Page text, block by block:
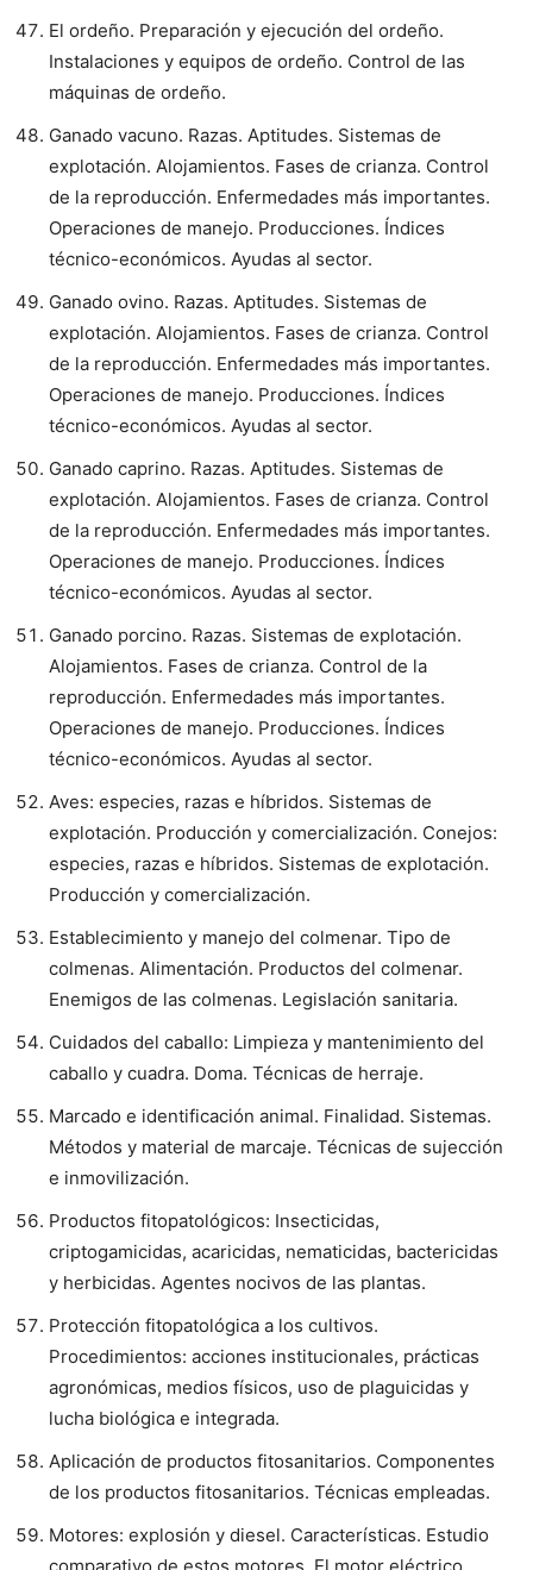
El ordeño. Preparación y ejecución del ordeño.
Instalaciones y equipos de ordeño. Control de las
máquinas de ordeño.
Ganado vacuno. Razas. Aptitudes. Sistemas de
explotación. Alojamientos. Fases de crianza. Control
de la reproducción. Enfermedades más importantes.
Operaciones de manejo. Producciones. Índices
técnico-económicos. Ayudas al sector.
Ganado ovino. Razas. Aptitudes. Sistemas de
explotación. Alojamientos. Fases de crianza. Control
de la reproducción. Enfermedades más importantes.
Operaciones de manejo. Producciones. Índices
técnico-económicos. Ayudas al sector.
Ganado caprino. Razas. Aptitudes. Sistemas de
explotación. Alojamientos. Fases de crianza. Control
de la reproducción. Enfermedades más importantes.
Operaciones de manejo. Producciones. Índices
técnico-económicos. Ayudas al sector.
Ganado porcino. Razas. Sistemas de explotación.
Alojamientos. Fases de crianza. Control de la
reproducción. Enfermedades más importantes.
Operaciones de manejo. Producciones. Índices
técnico-económicos. Ayudas al sector.
Aves: especies, razas e híbridos. Sistemas de
explotación. Producción y comercialización. Conejos:
especies, razas e híbridos. Sistemas de explotación.
Producción y comercialización.
Establecimiento y manejo del colmenar. Tipo de
colmenas. Alimentación. Productos del colmenar.
Enemigos de las colmenas. Legislación sanitaria.
Cuidados del caballo: Limpieza y mantenimiento del
caballo y cuadra. Doma. Técnicas de herraje.
Marcado e identificación animal. Finalidad. Sistemas.
Métodos y material de marcaje. Técnicas de sujección
e inmovilización.
Productos fitopatológicos: Insecticidas,
criptogamicidas, acaricidas, nematicidas, bactericidas
y herbicidas. Agentes nocivos de las plantas.
Protección fitopatológica a los cultivos.
Procedimientos: acciones institucionales, prácticas
agronómicas, medios físicos, uso de plaguicidas y
lucha biológica e integrada.
Aplicación de productos fitosanitarios. Componentes
de los productos fitosanitarios. Técnicas empleadas.
Motores: explosión y diesel. Características. Estudio